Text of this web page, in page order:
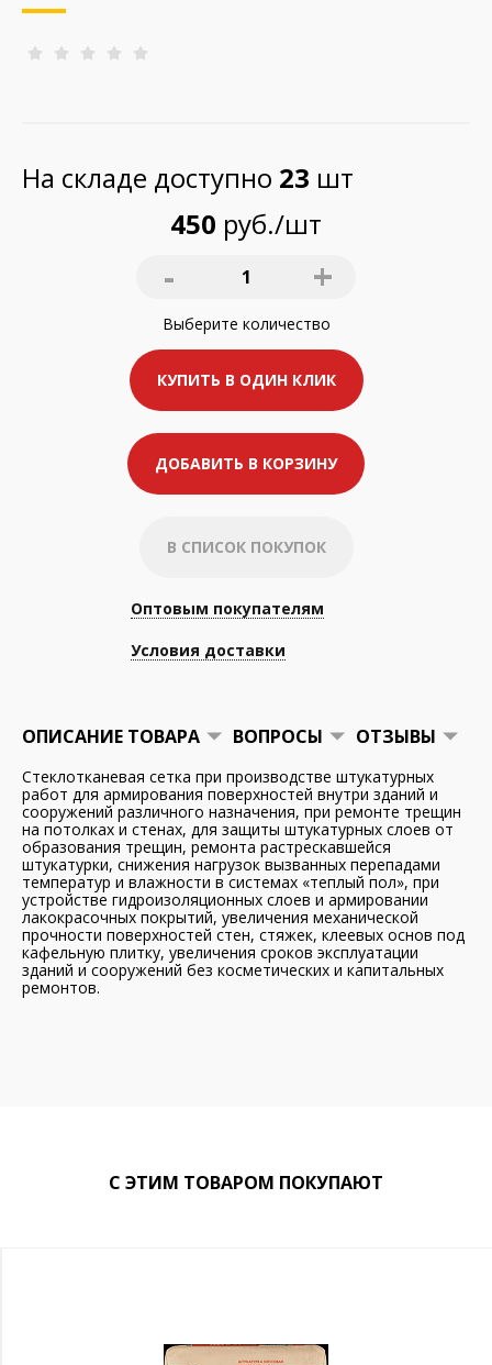
На складе доступно 23 шт
450 руб./шт
- 1 +
Выберите количество
КУПИТЬ В ОДИН КЛИК
ДОБАВИТЬ В КОРЗИНУ
В СПИСОК ПОКУПОК
Оптовым покупателям
Условия доставки
ОПИСАНИЕ ТОВАРА ВОПРОСЫ ОТЗЫВЫ
Стеклотканевая сетка при производстве штукатурных
работ для армирования поверхностей внутри зданий и
сооружений различного назначения, при ремонте трещин
на потолках и стенах, для защиты штукатурных слоев от
образования трещин, ремонта растрескавшейся
штукатурки, снижения нагрузок вызванных перепадами
температур и влажности в системах «теплый пол», при
устройстве гидроизоляционных слоев и армировании
лакокрасочных покрытий, увеличения механической
прочности поверхностей стен, стяжек, клеевых основ под
кафельную плитку, увеличения сроков эксплуатации
зданий и сооружений без косметических и капитальных
ремонтов.
С ЭТИМ ТОВАРОМ ПОКУПАЮТ